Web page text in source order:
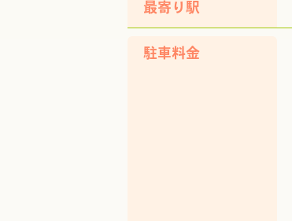
最寄り駅
駐車料金